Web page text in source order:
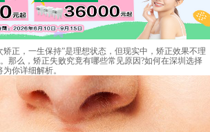
正，一生保持”是理想状态，但现实中，矫正效果不理
那么，矫正失败究竟有哪些常见原因?如何在深圳选择
你详细解析。